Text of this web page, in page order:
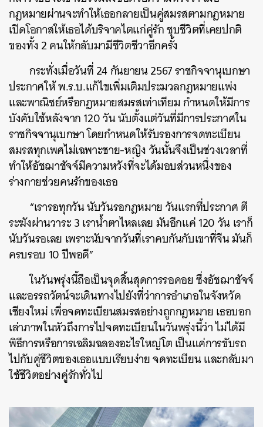
กฎหมายผ่านจะทำให้เธอกลายเป็นคู่สมรสตามกฎหมาย
เปิดโอกาสให้เธอได้บริจาคไตแก่คู่รัก ชุบชีวิตที่เคยปกติ
ของทั้ง 2 คนให้กลับมามีชีวิตชีวาอีกครั้ง
กระทั่งเมื่อวันที่ 24 กันยายน 2567 ราชกิจจานุเบกษา
ประกาศให้ พ.ร.บ.แก้ไขเพิ่มเติมประมวลกฎหมายแพ่ง
และพาณิชย์หรือกฎหมายสมรสเท่าเทียม กำหนดให้มีการ
บังคับใช้หลังจาก 120 วัน นับตั้งแต่วันที่มีการประกาศใน
ราชกิจจานุเบกษา โดยกำหนดให้รับรองการจดทะเบียน
สมรสทุกเพศไม่เฉพาะชาย-หญิง วันนั้นจึงเป็นช่วงเวลาที่
ทำให้อัชฌาชัจจ์มีความหวังที่จะได้มอบส่วนหนึ่งของ
ร่างกายช่วยคนรักของเธอ
“เรารอทุกวัน นับวันรอกฎหมาย วันแรกที่ประกาศ ตี
ระฆังผ่านวาระ 3 เราน้ำตาไหลเลย มันอีกแค่ 120 วัน เราก็
นับวันรอเลย เพราะนับจากวันที่เราคบกันกับเขาที่จีน มันก็
ครบรอบ 10 ปีพอดี”
ในวันพรุ่งนี้ถือเป็นจุดสิ้นสุดการรอคอย ซึ่งอัชฌาชัจจ์
และอรรถวัตน์จะเดินทางไปยังที่ว่าการอำเภอในจังหวัด
เชียงใหม่ เพื่อจดทะเบียนสมรสอย่างถูกกฎหมาย เธอบอก
เล่าภาพในหัวถึงการไปจดทะเบียนในวันพรุ่งนี้ว่า ไม่ได้มี
พิธีการหรือการเฉลิมฉลองอะไรใหญ่โต เป็นแค่การขับรถ
ไปกับคู่ชีวิตของเธอแบบเรียบง่าย จดทะเบียน และกลับมา
ใช้ชีวิตอย่างคู่รักทั่วไป